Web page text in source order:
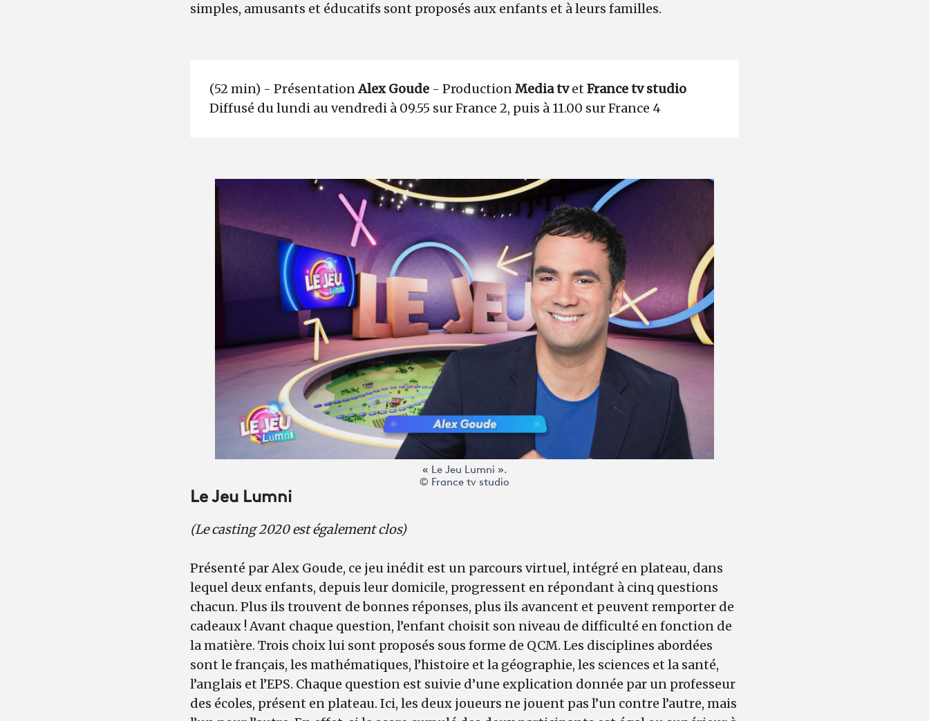
simples, amusants et éducatifs sont proposés aux enfants et à leurs familles.
(52 min) - PrésentationAlex Goude - ProductionMedia tvet France tv studio
Diffusé du lundi au vendredi à 09.55 sur France 2, puis à 11.00 sur France 4
« Le Jeu Lumni ».
© France tv studio
Le Jeu Lumni
(Le casting 2020 est également clos)
Présenté par Alex Goude, ce jeu inédit est un parcours virtuel, intégré en plateau, dans
lequel deux enfants, depuis leur domicile, progressent en répondant à cinq questions
chacun. Plus ils trouvent de bonnes réponses, plus ils avancent et peuvent remporter de
cadeaux ! Avant chaque question, l’enfant choisit son niveau de difficulté en fonction de
la matière. Trois choix lui sont proposés sous forme de QCM. Les disciplines abordées
sont le français, les mathématiques, l’histoire et la géographie, les sciences et la santé,
l’anglais et l’EPS. Chaque question est suivie d’une explication donnée par un professeur
des écoles, présent en plateau. Ici, les deux joueurs ne jouent pas l’un contre l’autre, mais